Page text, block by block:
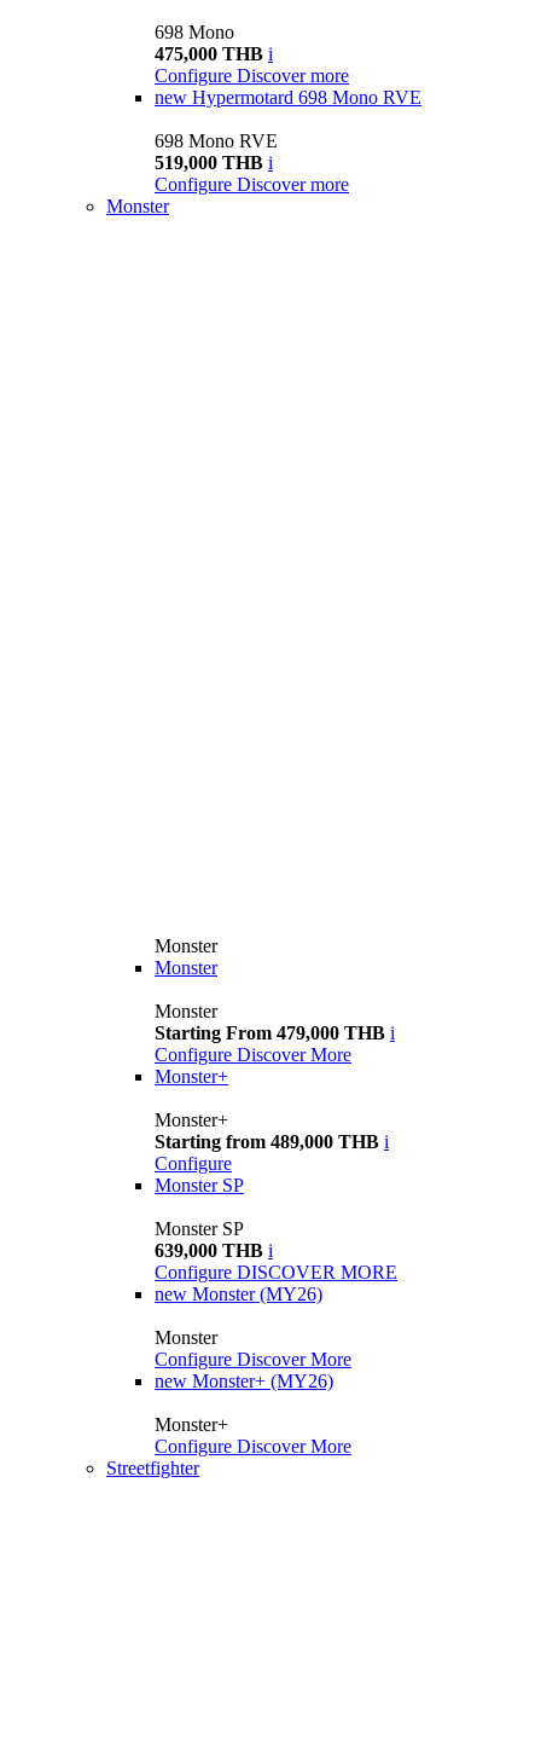
698 Mono
475,000 THB i
Configure Discover more
new Hypermotard 698 Mono RVE
698 Mono RVE
519,000 THB i
Configure Discover more
Monster
Monster
Monster
Monster
Starting From 479,000 THB i
Configure Discover More
Monster+
Monster+
Starting from 489,000 THB i
Configure
Monster SP
Monster SP
639,000 THB i
Configure DISCOVER MORE
new Monster (MY26)
Monster
Configure Discover More
new Monster+ (MY26)
Monster+
Configure Discover More
Streetfighter